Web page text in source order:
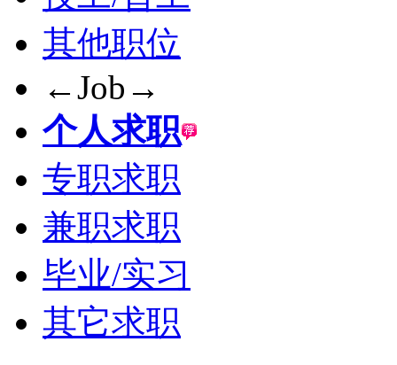
其他职位
←Job→
个人求职
专职求职
兼职求职
毕业/实习
其它求职